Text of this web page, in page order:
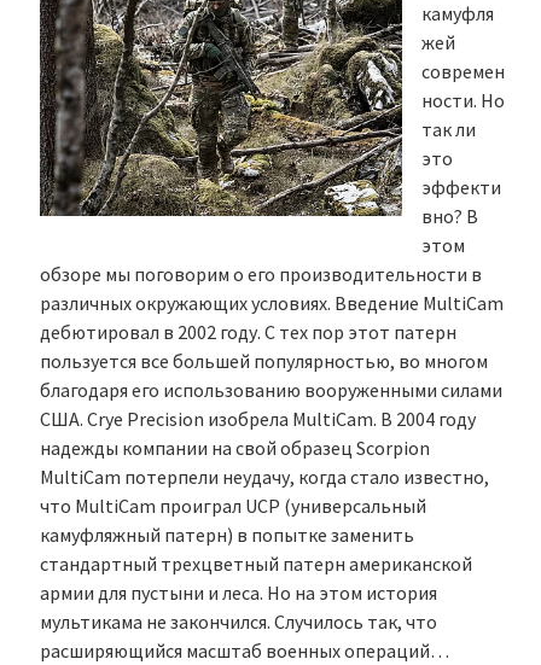
камуфля
жей
современ
ности. Но
так ли
это
эффекти
вно? В
этом
обзоре мы поговорим о его производительности в
различных окружающих условиях. Введение MultiCam
дебютировал в 2002 году. С тех пор этот патерн
пользуется все большей популярностью, во многом
благодаря его использованию вооруженными силами
США. Crye Precision изобрела MultiCam. В 2004 году
надежды компании на свой образец Scorpion
MultiCam потерпели неудачу, когда стало известно,
что MultiCam проиграл UCP (универсальный
камуфляжный патерн) в попытке заменить
стандартный трехцветный патерн американской
армии для пустыни и леса. Но на этом история
мультикама не закончился. Случилось так, что
расширяющийся масштаб военных операций…